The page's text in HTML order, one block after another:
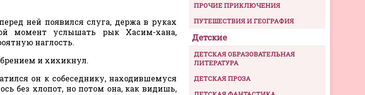
ней появился слуга, держа в руках
момент услышать рык Хасим-хана,
наглость.
и хихикнул.
он к собеседнику, находившемуся
без хлопот, но потом она, как видишь,
ПРОЧИЕ ПРИКЛЮЧЕНИЯ
ПУТЕШЕСТВИЯ И ГЕОГРАФИЯ
Детские
ДЕТСКАЯ ОБРАЗОВАТЕЛЬНАЯ
ЛИТЕРАТУРА
ДЕТСКАЯ ПРОЗА